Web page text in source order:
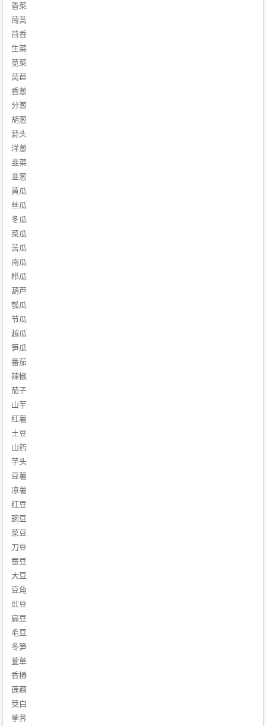
香菜
茼蒿
茴香
生菜
苋菜
莴苣
香葱
分葱
胡葱
蒜头
洋葱
韭菜
韭葱
黄瓜
丝瓜
冬瓜
菜瓜
苦瓜
南瓜
栉瓜
葫芦
瓠瓜
节瓜
越瓜
笋瓜
番茄
辣椒
茄子
山芋
红薯
土豆
山药
芋头
豆薯
凉薯
红豆
豌豆
菜豆
刀豆
蚕豆
大豆
豆角
豇豆
扁豆
毛豆
冬笋
萱草
香椿
莲藕
茭白
荸荠